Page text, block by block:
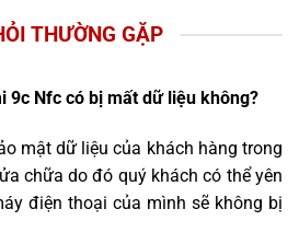
THƯỜNG GẶP
9c Nfc có bị mất dữ liệu không?
mật dữ liệu của khách hàng trong
chữa do đó quý khách có thể yên
điện thoại của mình sẽ không bị